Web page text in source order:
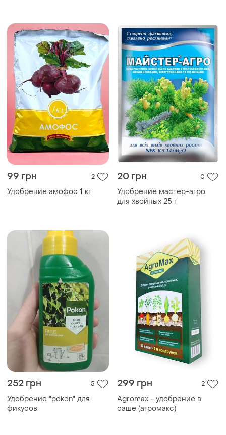
99 грн 2
Удобрение амофос 1 кг
20 грн 0
Удобрение мастер-агро
для хвойных 25 г
252 грн 5
Удобрение "pokon" для
фикусов
299 грн 2
Agromax - удобрение в
саше (агромакс)